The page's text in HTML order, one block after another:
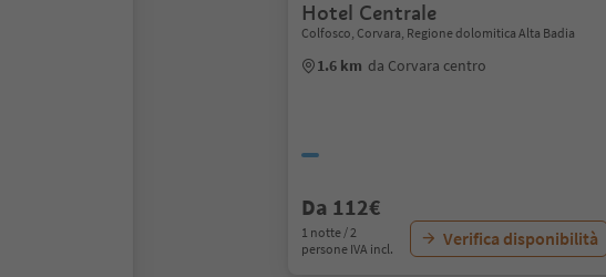
Hotel Centrale
Colfosco, Corvara, Regione dolomitica Alta Badia
1.6 km da Corvara centro
Da 112€
1 notte / 2
persone IVA incl.
Verifica disponibilità